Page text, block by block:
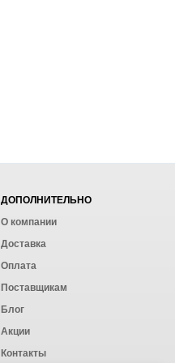
ДОПОЛНИТЕЛЬНО
О компании
Доставка
Оплата
Поставщикам
Блог
Акции
Контакты